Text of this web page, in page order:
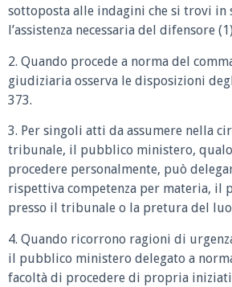
sottoposta alle indagini che si trovi in
l’assistenza necessaria del difensore
2. Quando procede a norma del
giudiziaria osserva le disposizioni
373.
3. Per singoli atti da assumere nella
tribunale, il pubblico ministero,
procedere personalmente, può
rispettiva competenza per materia, il
presso il tribunale o la pretura del
4. Quando ricorrono ragioni di
il pubblico ministero delegato a
facoltà di procedere di propria